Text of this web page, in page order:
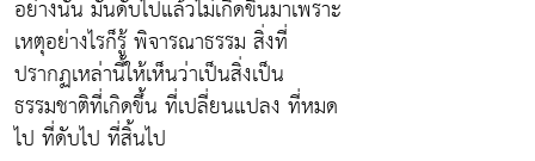
อย่างนั้น มันดับไปแล้วไม่เกิดขึ้นมาเพราะ
เหตุอย่างไรก็รู้ พิจารณาธรรม สิ่งที่
ปรากฏเหล่านี้ให้เห็นว่าเป็นสิ่งเป็น
ธรรมชาติที่เกิดขึ้น ที่เปลี่ยนแปลง ที่หมด
ไป ที่ดับไป ที่สิ้นไป